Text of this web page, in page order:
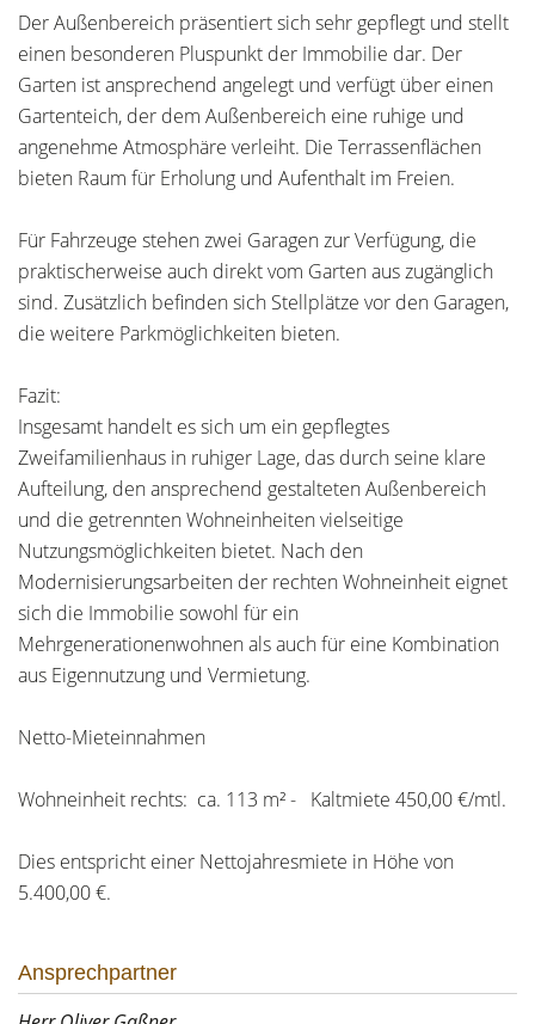
Der Außenbereich präsentiert sich sehr gepflegt und stellt
einen besonderen Pluspunkt der Immobilie dar. Der
Garten ist ansprechend angelegt und verfügt über einen
Gartenteich, der dem Außenbereich eine ruhige und
angenehme Atmosphäre verleiht. Die Terrassenflächen
bieten Raum für Erholung und Aufenthalt im Freien.
Für Fahrzeuge stehen zwei Garagen zur Verfügung, die
praktischerweise auch direkt vom Garten aus zugänglich
sind. Zusätzlich befinden sich Stellplätze vor den Garagen,
die weitere Parkmöglichkeiten bieten.
Fazit:
Insgesamt handelt es sich um ein gepflegtes
Zweifamilienhaus in ruhiger Lage, das durch seine klare
Aufteilung, den ansprechend gestalteten Außenbereich
und die getrennten Wohneinheiten vielseitige
Nutzungsmöglichkeiten bietet. Nach den
Modernisierungsarbeiten der rechten Wohneinheit eignet
sich die Immobilie sowohl für ein
Mehrgenerationenwohnen als auch für eine Kombination
aus Eigennutzung und Vermietung.
Netto-Mieteinnahmen
Wohneinheit rechts: ca. 113 m² - Kaltmiete 450,00 €/mtl.
Dies entspricht einer Nettojahresmiete in Höhe von
5.400,00 €.
Ansprechpartner